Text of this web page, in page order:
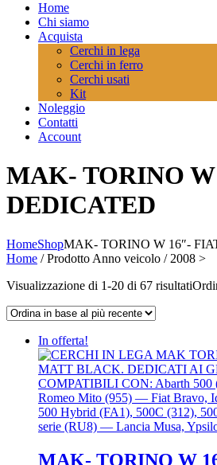
Home
Chi siamo
Acquista
Cerchi in lega
Cerchi in ferro
Cerchi usati
Kit
Noleggio
Contatti
Account
MAK- TORINO
DEDICATED
HomeShopMAK- TORINO W 16″-
Home / Prodotto Anno veicolo / 2008 >
Visualizzazione di 1-20 di 67 risultati
In offerta!
MAK- TORINO W